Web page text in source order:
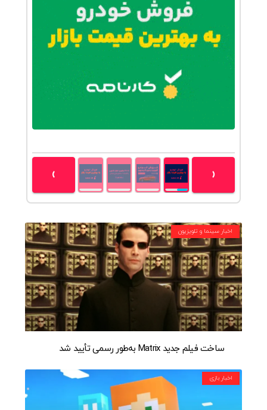
‹
›
اخبار سینما و تلویزیون
ساخت فیلم جدید Matrix به‌طور رسمی تأیید شد
اخبار بازی